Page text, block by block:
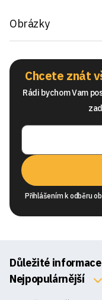
Obrázky
Chcete znát
Rádi bychom Vam
Přihlášením k odběru
Důležité informace
O nás
Nejpopulárnější